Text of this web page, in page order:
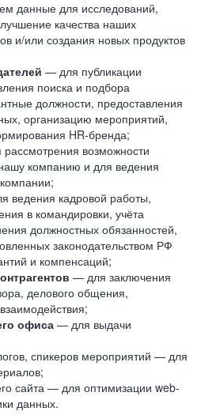
данные для исследований,
качества наших
и/или создания новых продуктов
— для публикации
поиска и подбора
должности, предоставления
организацию мероприятий,
HR-бренда;
возможности
компанию и для ведения
ведения кадровой работы,
в командировки, учёта
должностных обязанностей,
законодательством РФ
и компенсаций;
— для заключения
делового общения,
офиса — для выдачи
спикеров мероприятий — для
сайта — для оптимизации web-
данных.